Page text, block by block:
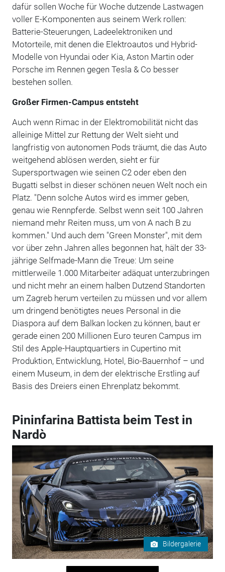
dafür sollen Woche für Woche dutzende Lastwagen
voller E-Komponenten aus seinem Werk rollen:
Batterie-Steuerungen, Ladeelektroniken und
Motorteile, mit denen die Elektroautos und Hybrid-
Modelle von Hyundai oder Kia, Aston Martin oder
Porsche im Rennen gegen Tesla & Co besser
bestehen sollen.
Großer Firmen-Campus entsteht
Auch wenn Rimac in der Elektromobilität nicht das
alleinige Mittel zur Rettung der Welt sieht und
langfristig von autonomen Pods träumt, die das Auto
weitgehend ablösen werden, sieht er für
Supersportwagen wie seinen C2 oder eben den
Bugatti selbst in dieser schönen neuen Welt noch ein
Platz. "Denn solche Autos wird es immer geben,
genau wie Rennpferde. Selbst wenn seit 100 Jahren
niemand mehr Reiten muss, um von A nach B zu
kommen." Und auch dem "Green Monster", mit dem
vor über zehn Jahren alles begonnen hat, hält der 33-
jährige Selfmade-Mann die Treue: Um seine
mittlerweile 1.000 Mitarbeiter adäquat unterzubringen
und nicht mehr an einem halben Dutzend Standorten
um Zagreb herum verteilen zu müssen und vor allem
um dringend benötigtes neues Personal in die
Diaspora auf dem Balkan locken zu können, baut er
gerade einen 200 Millionen Euro teuren Campus im
Stil des Apple-Hauptquartiers in Cupertino mit
Produktion, Entwicklung, Hotel, Bio-Bauernhof – und
einem Museum, in dem der elektrische Erstling auf
Basis des Dreiers einen Ehrenplatz bekommt.
Pininfarina Battista beim Test in
Nardò
Bildergalerie